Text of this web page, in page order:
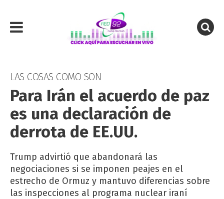
LAS COSAS COMO SON
Para Irán el acuerdo de paz
es una declaración de
derrota de EE.UU.
Trump advirtió que abandonará las
negociaciones si se imponen peajes en el
estrecho de Ormuz y mantuvo diferencias sobre
las inspecciones al programa nuclear iraní